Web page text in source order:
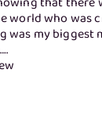
world who was
was my biggest